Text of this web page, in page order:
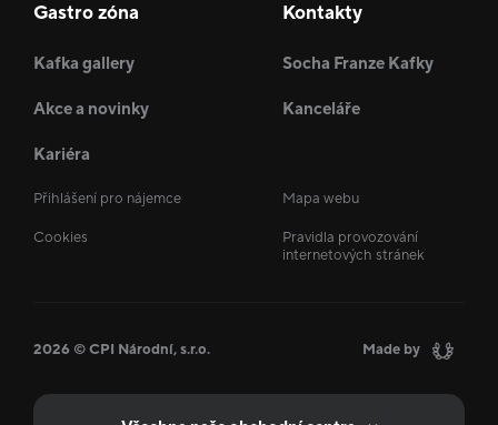
Gastro zóna Kontakty
Kafka gallery Socha Franze Kafky
Akce a novinky Kanceláře
Kariéra
Přihlášení pro nájemce Mapa webu
Cookies
Pravidla provozování
internetových stránek
2026 © CPI Národní, s.r.o. Made by